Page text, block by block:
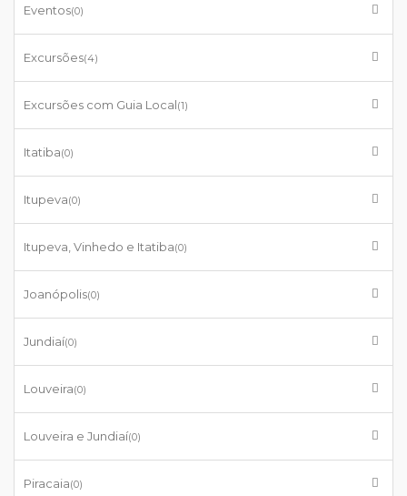
Eventos(0)
Excursões(4)
Excursões com Guia Local(1)
Itatiba(0)
Itupeva(0)
Itupeva, Vinhedo e Itatiba(0)
Joanópolis(0)
Jundiaí(0)
Louveira(0)
Louveira e Jundiaí(0)
Piracaia(0)